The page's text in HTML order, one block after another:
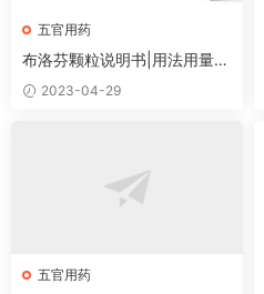
五官用药
布洛芬颗粒说明书|用法用量|
注意事项
2023-04-29
五官用药